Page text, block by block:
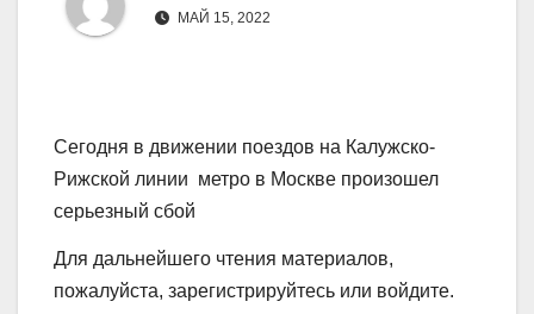
МАЙ 15, 2022
Сегодня в движении поездов на Калужско-
Рижской линии метро в Москве произошел
серьезный сбой
Для дальнейшего чтения материалов,
пожалуйста, зарегистрируйтесь или войдите.